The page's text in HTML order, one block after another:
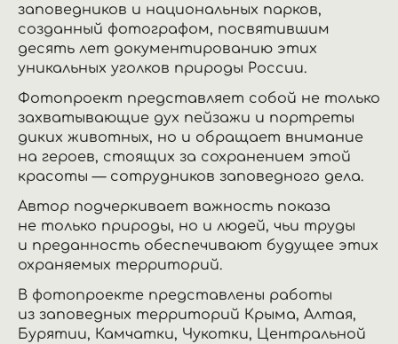
заповедников и национальных парков,
созданный фотографом, посвятившим
десять лет документированию этих
уникальных уголков природы России.
Фотопроект представляет собой не только
захватывающие дух пейзажи и портреты
диких животных, но и обращает внимание
на героев, стоящих за сохранением этой
красоты — сотрудников заповедного дела.
Автор подчеркивает важность показа
не только природы, но и людей, чьи труды
и преданность обеспечивают будущее этих
охраняемых территорий.
В фотопроекте представлены работы
из заповедных территорий Крыма, Алтая,
Бурятии, Камчатки, Чукотки, Центральной